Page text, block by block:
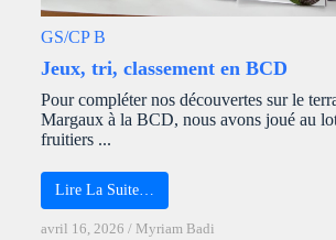
GS/CP B
Jeux, tri, classement en BCD
Pour compléter nos découvertes sur le
Margaux à la BCD, nous avons joué au
fruitiers ...
Lire La Suite…
avril 16, 2026 / Myriam Badi